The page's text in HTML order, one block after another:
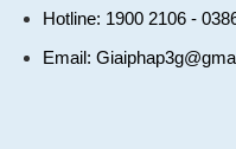
Hotline: 1900 2106 -
Email: